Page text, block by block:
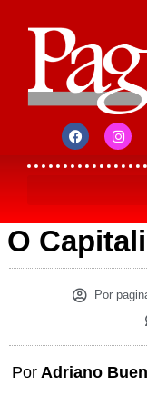
O
Por
Por Adriano